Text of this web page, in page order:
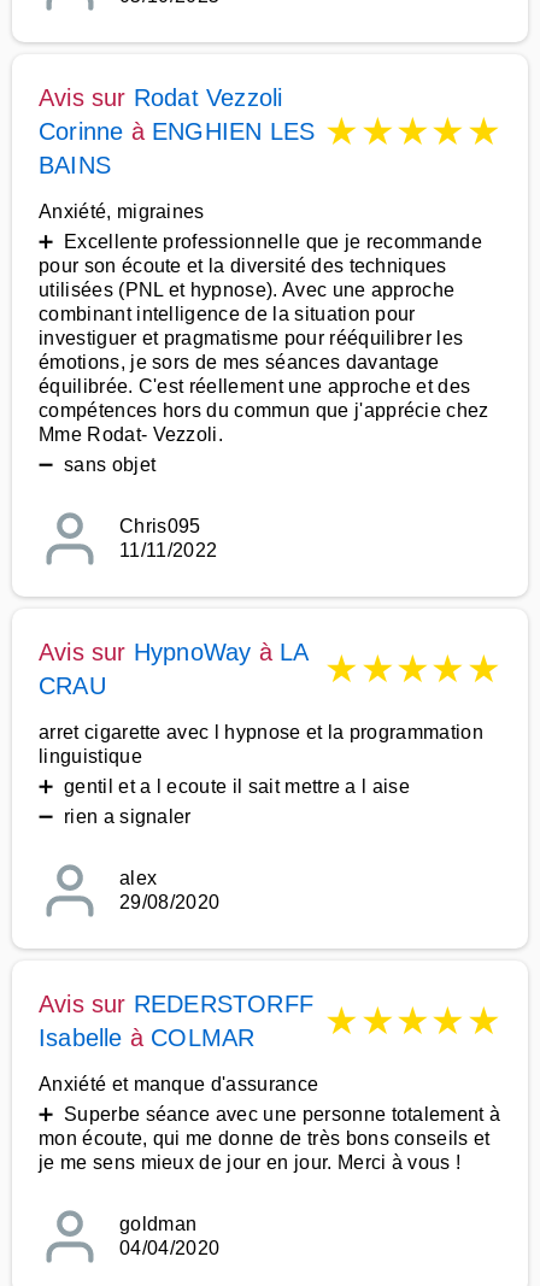
Avis sur Rodat Vezzoli
Corinne à ENGHIEN LES
BAINS
★★★★★
Anxiété, migraines
➕ Excellente professionnelle que je recommande
pour son écoute et la diversité des techniques
utilisées (PNL et hypnose). Avec une approche
combinant intelligence de la situation pour
investiguer et pragmatisme pour rééquilibrer les
émotions, je sors de mes séances davantage
équilibrée. C'est réellement une approche et des
compétences hors du commun que j'apprécie chez
Mme Rodat- Vezzoli.
➖ sans objet
Chris095
11/11/2022
Avis sur HypnoWay à LA
CRAU
★★★★★
arret cigarette avec l hypnose et la programmation
linguistique
➕ gentil et a l ecoute il sait mettre a l aise
➖ rien a signaler
alex
29/08/2020
Avis sur REDERSTORFF
Isabelle à COLMAR ★★★★★
Anxiété et manque d'assurance
➕ Superbe séance avec une personne totalement à
mon écoute, qui me donne de très bons conseils et
je me sens mieux de jour en jour. Merci à vous !
goldman
04/04/2020